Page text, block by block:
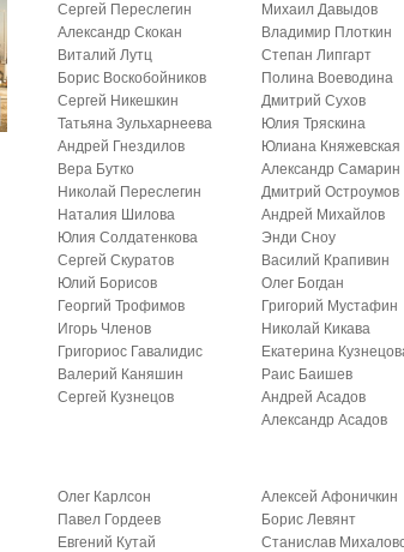
Сергей Переслегин
Александр Скокан
Виталий Лутц
Борис Воскобойников
Сергей Никешкин
Татьяна Зульхарнеева
Андрей Гнездилов
Вера Бутко
Николай Переслегин
Наталия Шилова
Юлия Солдатенкова
Сергей Скуратов
Юлий Борисов
Георгий Трофимов
Игорь Членов
Григориос Гавалидис
Валерий Каняшин
Сергей Кузнецов
Михаил Давыдов
Владимир Плоткин
Степан Липгарт
Полина Воеводина
Дмитрий Сухов
Юлия Тряскина
Юлиана Княжевская
Александр Самарин
Дмитрий Остроумов
Андрей Михайлов
Энди Сноу
Василий Крапивин
Олег Богдан
Григорий Мустафин
Николай Кикава
Екатерина
Раис Баишев
Андрей Асадов
Александр Асадов
Олег Карлсон
Павел Гордеев
Евгений Кутай
Алексей Афоничкин
Борис Левянт
Станислав